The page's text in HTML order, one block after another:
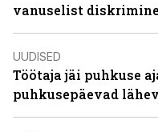
vanuselist
UUDISED
Töötaja jäi puhkuse
puhkusepäevad